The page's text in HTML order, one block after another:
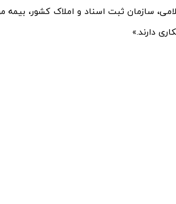
سازمان ثبت اسناد و املاک کشور،
دارند.»